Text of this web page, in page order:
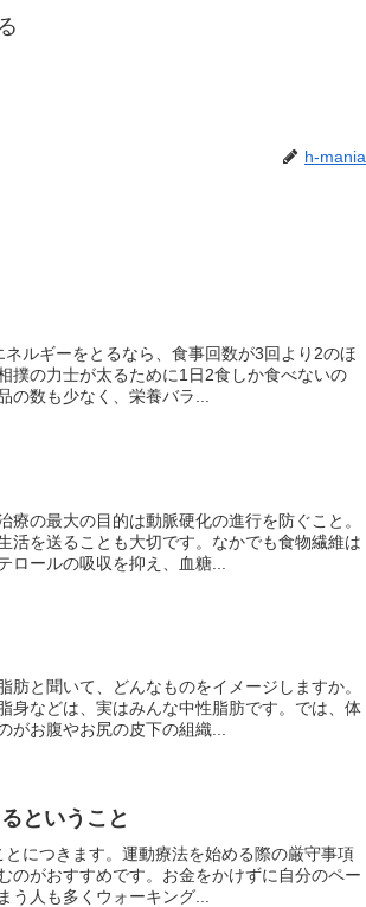
h-mania
ルギーをとるなら、食事回数が3回より2のほ
撲の力士が太るために1日2食しか食べないの
の数も少なく、栄養バラ...
の最大の目的は動脈硬化の進行を防ぐこと。
活を送ることも大切です。なかでも食物繊維は
ロールの吸収を抑え、血糖...
と聞いて、どんなものをイメージしますか。
身などは、実はみんな中性脂肪です。では、体
がお腹やお尻の皮下の組織...
ということ
につきます。運動療法を始める際の厳守事項
のがおすすめです。お金をかけずに自分のペー
う人も多くウォーキング...